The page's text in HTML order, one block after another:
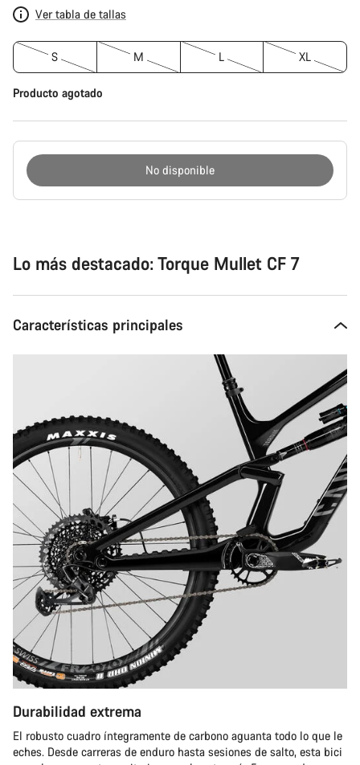
Ver tabla de tallas
S M L XL
Producto agotado
No disponible
Lo más destacado: Torque Mullet CF 7
Características principales
Durabilidad extrema
El robusto cuadro íntegramente de carbono aguanta todo lo que le
eches. Desde carreras de enduro hasta sesiones de salto, esta bici